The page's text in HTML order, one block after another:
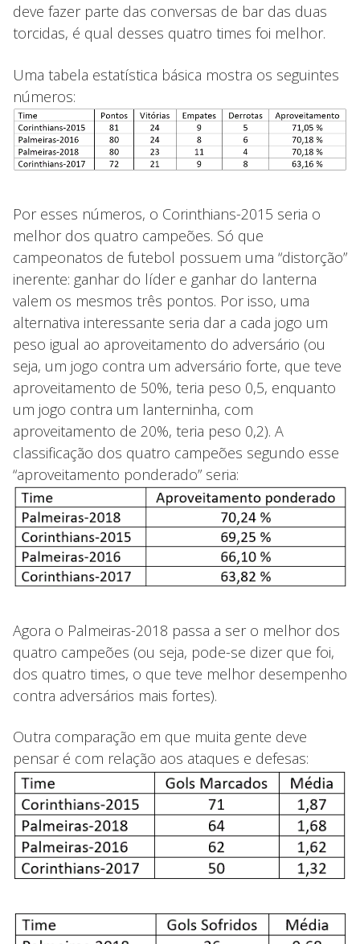
deve fazer parte das conversas de bar das duas
torcidas, é qual desses quatro times foi melhor.
Uma tabela estatística básica mostra os seguintes
números:
Por esses números, o Corinthians-2015 seria o
melhor dos quatro campeões. Só que
campeonatos de futebol possuem uma “distorção”
inerente: ganhar do líder e ganhar do lanterna
valem os mesmos três pontos. Por isso, uma
alternativa interessante seria dar a cada jogo um
peso igual ao aproveitamento do adversário (ou
seja, um jogo contra um adversário forte, que teve
aproveitamento de 50%, teria peso 0,5, enquanto
um jogo contra um lanterninha, com
aproveitamento de 20%, teria peso 0,2). A
classificação dos quatro campeões segundo esse
“aproveitamento ponderado” seria:
Agora o Palmeiras-2018 passa a ser o melhor dos
quatro campeões (ou seja, pode-se dizer que foi,
dos quatro times, o que teve melhor desempenho
contra adversários mais fortes).
Outra comparação em que muita gente deve
pensar é com relação aos ataques e defesas: